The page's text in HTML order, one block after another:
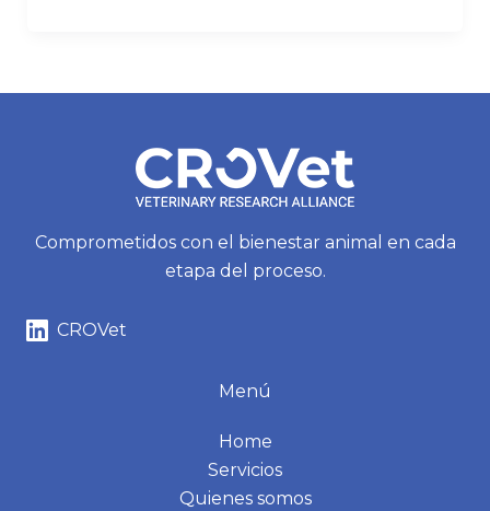
Comprometidos con el bienestar animal en cada
etapa del proceso.
CROVet
Menú
Home
Servicios
Quienes somos